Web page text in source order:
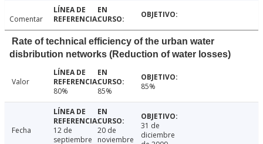
Comentar
Rate of technical efficiency of the urban water
disbribution networks (Reduction of water losses)
Valor
80%
85% 85%
Fecha
12 de
septiembre
20 de
noviembre
31 de
diciembre